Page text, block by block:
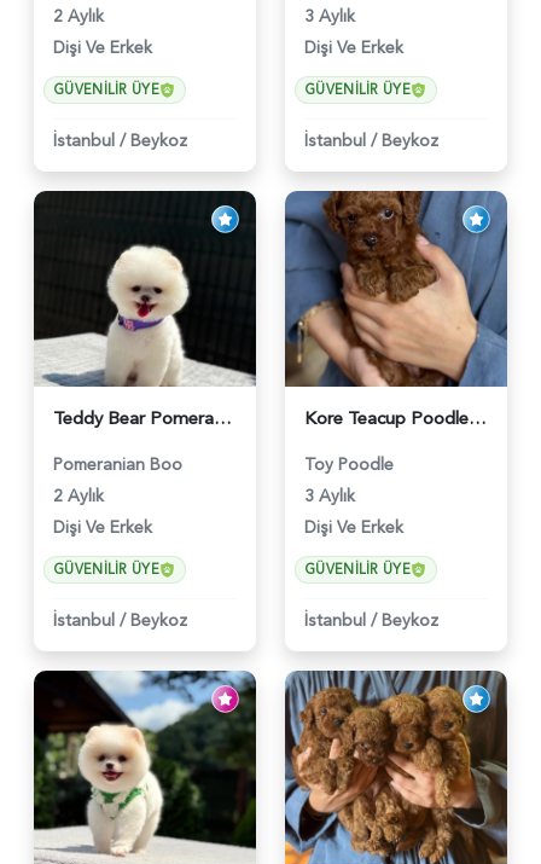
2 Aylık
Dişi Ve Erkek
GÜVENILIR ÜYE
İstanbul / Beykoz
3 Aylık
Dişi Ve Erkek
GÜVENILIR ÜYE
İstanbul / Beykoz
Teddy Bear Pomeranian Boo Yavrumuz Ruhsatlı Çiftlik - 6247
Pomeranian Boo
2 Aylık
Dişi Ve Erkek
GÜVENILIR ÜYE
İstanbul / Beykoz
Kore Teacup Poodle - 6424
Toy Poodle
3 Aylık
Dişi Ve Erkek
GÜVENILIR ÜYE
İstanbul / Beykoz